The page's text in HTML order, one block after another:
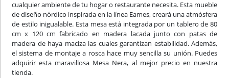
cualquier ambiente de tu hogar o restaurante necesita. Esta mueble
de diseño nórdico inspirada en la línea Eames, creará una atmósfera
de estilo inigualable. Esta mesa está integrada por un tablero de 80
cm x 120 cm fabricado en madera lacada junto con patas de
madera de haya maciza las cuales garantizan estabilidad. Además,
el sistema de montaje a rosca hace muy sencilla su unión. Puedes
adquirir esta maravillosa Mesa Nera, al mejor precio en nuestra
tienda.